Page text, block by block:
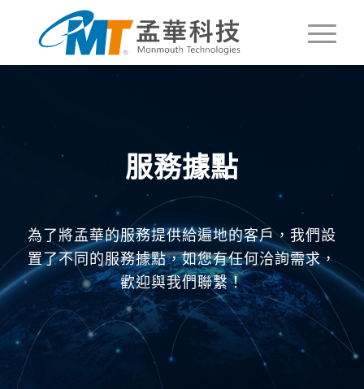
服務據點
為了將孟華的服務提供給遍地的客戶，我們設
置了不同的服務據點，如您有任何洽詢需求，
歡迎與我們聯繫！